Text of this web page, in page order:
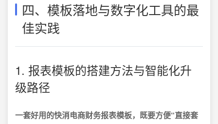
四、模板落地与数字化工具的最
佳实践
1. 报表模板的搭建方法与智能化升
级路径
一套好用的快消电商财务报表模板，既要方便“直接套